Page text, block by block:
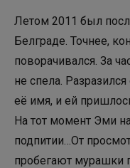
Летом 2011 был
Белграде. Точнее,
поворачивался. За
не спела.
её имя, и ей
На тот момент Эми
подпитии…От
пробегают мурашки